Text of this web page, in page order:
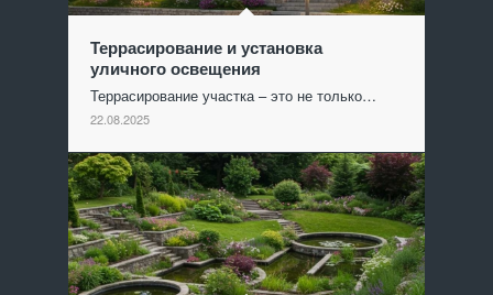
Террасирование и установка
уличного освещения
Террасирование участка – это не только…
22.08.2025